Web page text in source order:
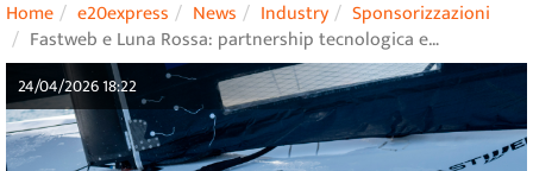
Home e20express News Industry
Sponsorizzazioni
Fastweb e Luna Rossa: partnership tecnologica e…
24/04/2026 18:22